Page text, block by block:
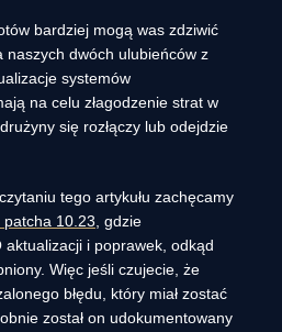
bardziej mogą was zdziwić
naszych dwóch ulubieńców z
systemów
na celu złagodzenie strat w
się rozłączy lub odejdzie
tego artykułu zachęcamy
patcha 10.23 , gdzie
aktualizacji i poprawek, odkąd
Więc jeśli czujecie, że
błędu, który miał zostać
został on udokumentowany